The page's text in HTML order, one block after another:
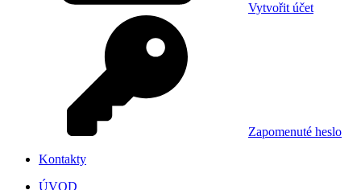
Vytvořit účet
Zapomenuté heslo
Kontakty
ÚVOD